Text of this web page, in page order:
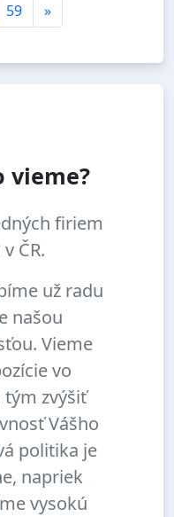
59 »
vieme?
firiem
ČR.
už radu
našou
Vieme
vo
tým zvýšiť
Vášho
politika je
napriek
vysokú